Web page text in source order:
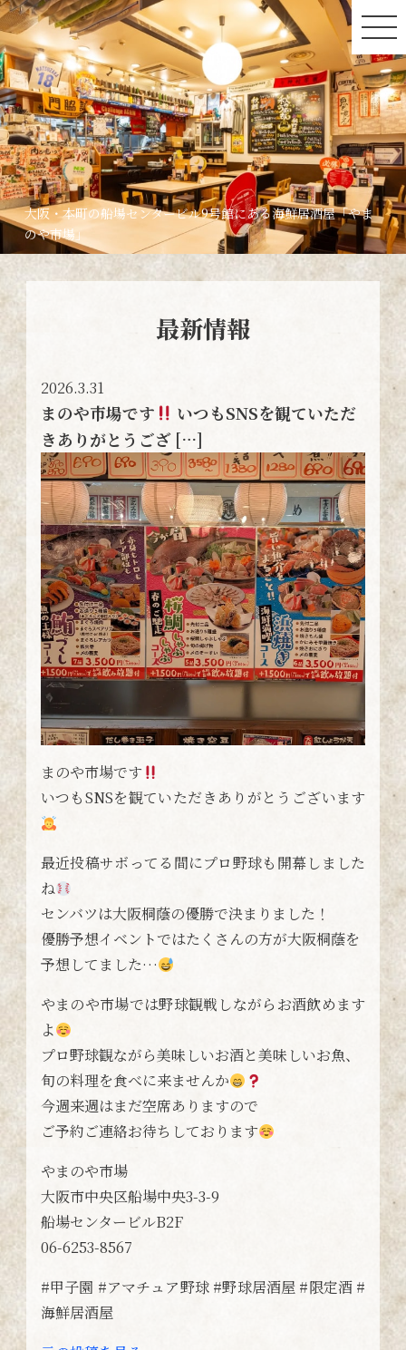
大阪・本町の船場センタービル9号館にある海鮮居酒屋「やま
のや市場」
最新情報
2026.3.31
まのや市場です
いつもSNSを観ていただ
きありがとうござ […]
まのや市場です
いつもSNSを観ていただきありがとうございます
最近投稿サボってる間にプロ野球も開幕しました
ね
センバツは大阪桐蔭の優勝で決まりました！
優勝予想イベントではたくさんの方が大阪桐蔭を
予想してました…
やまのや市場では野球観戦しながらお酒飲めます
よ
プロ野球観ながら美味しいお酒と美味しいお魚、
旬の料理を食べに来ませんか
今週来週はまだ空席ありますので
ご予約ご連絡お待ちしております
やまのや市場
大阪市中央区船場中央3-3-9
船場センタービルB2F
06-6253-8567
#甲子園 #アマチュア野球 #野球居酒屋 #限定酒 #
海鮮居酒屋